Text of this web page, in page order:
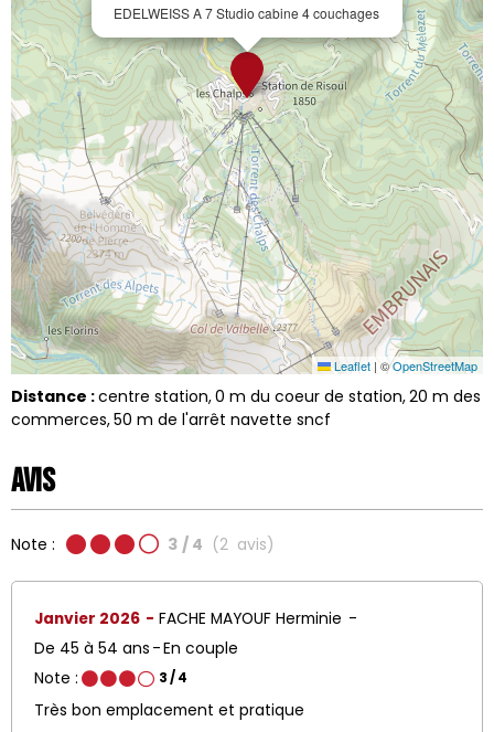
EDELWEISS A 7 Studio cabine 4 couchages
Leaflet | ©OpenStreetMap
Distance :centre station 0 m du coeur de station 20 m des
commerces 50 m de l'arrêt navette sncf
Avis
Note : 3 / 4 (2 avis)
Janvier 2026
FACHE MAYOUF Herminie
De 45 à 54 ans
En couple
Note :
3/ 4
Très bon emplacement et pratique